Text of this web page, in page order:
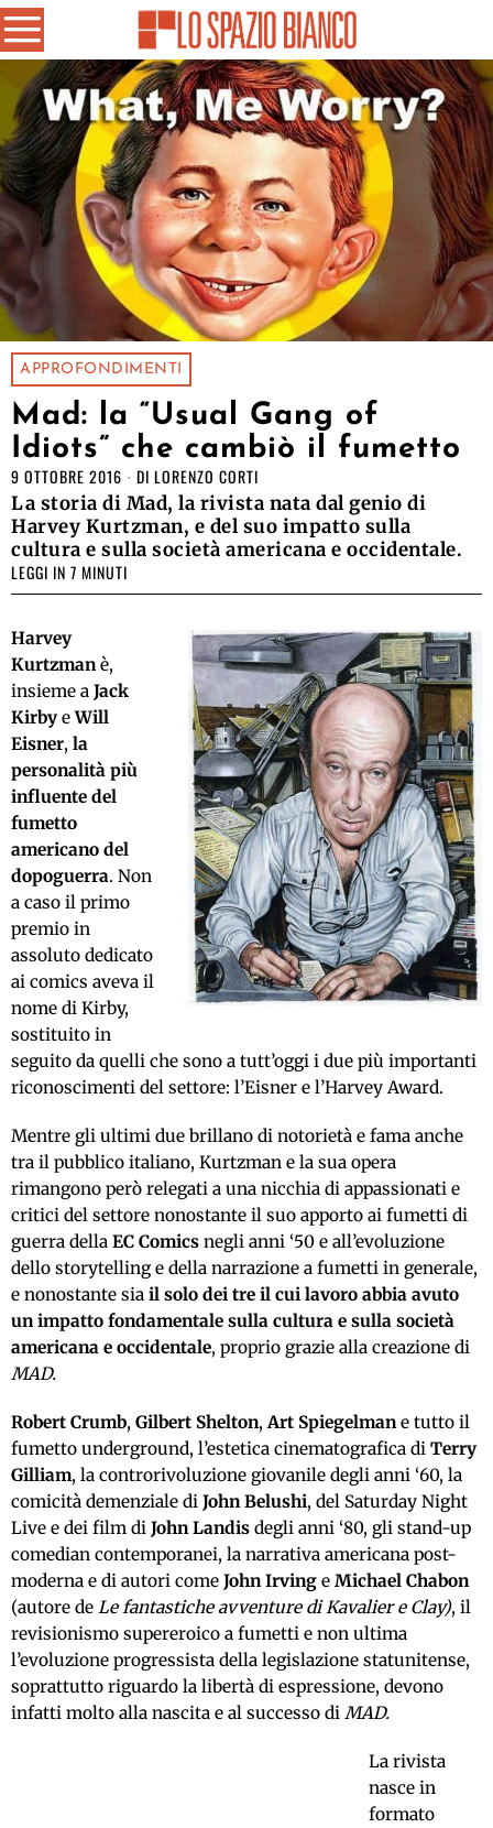
APPROFONDIMENTI
Mad: la “Usual Gang of
Idiots” che cambiò il fumetto
9 OTTOBRE 2016 DI LORENZO CORTI
La storia di Mad, la rivista nata dal genio di
Harvey Kurtzman, e del suo impatto sulla
cultura e sulla società americana e occidentale.
LEGGI IN 7 MINUTI
Harvey
Kurtzman è,
insieme a Jack
Kirby eWill
Eisner, la
personalità più
influente del
fumetto
americano del
dopoguerra. Non
a caso il primo
premio in
assoluto dedicato
ai comics aveva il
nome di Kirby,
sostituito in
seguito da quelli che sono a tutt’oggi i due più importanti
riconoscimenti del settore: l’Eisner e l’Harvey Award.
Mentre gli ultimi due brillano di notorietà e fama anche
tra il pubblico italiano, Kurtzman e la sua opera
rimangono però relegati a una nicchia di appassionati e
critici del settore nonostante il suo apporto ai fumetti di
guerra della EC Comics negli anni ‘50 e all’evoluzione
dello storytelling e della narrazione a fumetti in generale,
e nonostante sia il solo dei tre il cui lavoro abbia avuto
un impatto fondamentale sulla cultura e sulla società
americana e occidentale, proprio grazie alla creazione di
MAD.
Robert Crumb, Gilbert Shelton, Art Spiegelman e tutto il
fumetto underground, l’estetica cinematografica di Terry
Gilliam, la controrivoluzione giovanile degli anni ‘60, la
comicità demenziale di John Belushi, del Saturday Night
Live e dei film di John Landis degli anni ‘80, gli stand-up
comedian contemporanei, la narrativa americana post-
moderna e di autori come John Irving e Michael Chabon
(autore de Le fantastiche avventure di Kavalier e Clay), il
revisionismo supereroico a fumetti e non ultima
l’evoluzione progressista della legislazione statunitense,
soprattutto riguardo la libertà di espressione, devono
infatti molto alla nascita e al successo di MAD.
La rivista
nasce in
formato